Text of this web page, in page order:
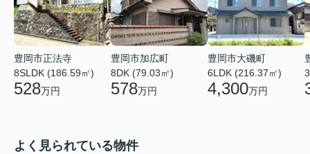
豊岡市正法寺
8SLDK (186.59㎡)
528万円
豊岡市加広町
8DK (79.03㎡)
578万円
豊岡市大磯町
6LDK (216.37㎡)
4,300万円
よく見られている物件